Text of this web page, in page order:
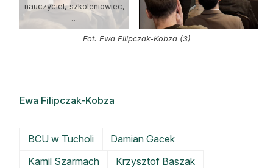
nauczyciel, szkoleniowiec,
…
Fot. Ewa Filipczak-Kobza (3)
Ewa Filipczak-Kobza
BCU w Tucholi
Damian Gacek
Kamil Szarmach
Krzysztof Baszak